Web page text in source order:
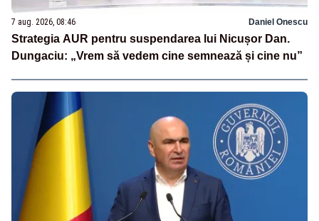
7 aug. 2026, 08:46 Daniel Onescu
Strategia AUR pentru suspendarea lui Nicușor Dan.
Dungaciu: „Vrem să vedem cine semnează și cine nu”